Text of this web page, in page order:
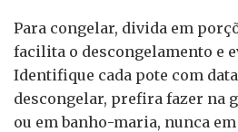
Para congelar, divida em
facilita o descongelamento e
Identifique cada pote com
descongelar, prefira fazer na
ou em banho-maria, nunca